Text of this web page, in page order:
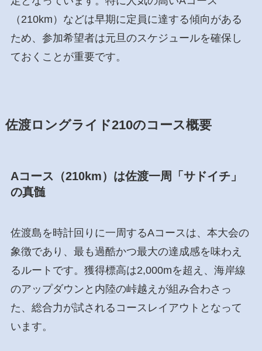
（210km）などは早期に定員に達する傾向がある
ため、参加希望者は元旦のスケジュールを確保し
ておくことが重要です。
佐渡ロングライド210のコース概要
Aコース（210km）は佐渡一周「サドイチ」
の真髄
佐渡島を時計回りに一周するAコースは、本大会の
象徴であり、最も過酷かつ最大の達成感を味わえ
るルートです。獲得標高は2,000mを超え、海岸線
のアップダウンと内陸の峠越えが組み合わさっ
た、総合力が試されるコースレイアウトとなって
います。